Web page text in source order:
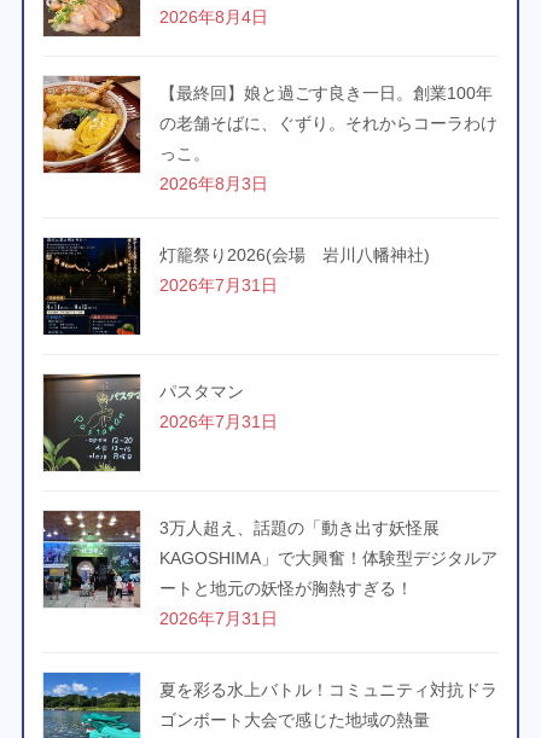
2026年8月4日
【最終回】娘と過ごす良き一日。創業100年
の老舗そばに、ぐずり。それからコーラわけ
っこ。
2026年8月3日
灯籠祭り2026(会場 岩川八幡神社)
2026年7月31日
パスタマン
2026年7月31日
3万人超え、話題の「動き出す妖怪展
KAGOSHIMA」で大興奮！体験型デジタルア
ートと地元の妖怪が胸熱すぎる！
2026年7月31日
夏を彩る水上バトル！コミュニティ対抗ドラ
ゴンボート大会で感じた地域の熱量